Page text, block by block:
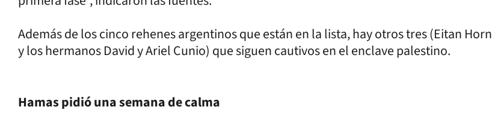
Además de los cinco rehenes argentinos que están en la lista, hay otros tres (Eitan Horn
y los hermanos David y Ariel Cunio) que siguen cautivos en el enclave palestino.
Hamas pidió una semana de calma